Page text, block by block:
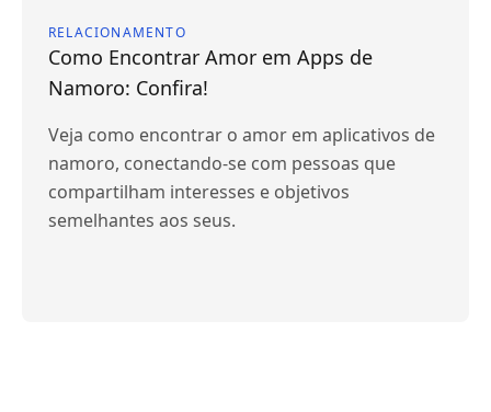
RELACIONAMENTO
Como Encontrar Amor em Apps de
Namoro: Confira!
Veja como encontrar o amor em aplicativos de
namoro, conectando-se com pessoas que
compartilham interesses e objetivos
semelhantes aos seus.